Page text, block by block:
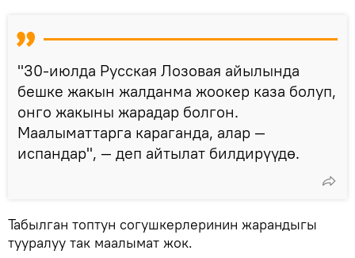
"30-июлда Русская Лозовая айылында
бешке жакын жалданма жоокер каза болуп,
онго жакыны жарадар болгон.
Маалыматтарга караганда, алар —
испандар", — деп айтылат билдирүүдө.
Табылган топтун согушкерлеринин жарандыгы
тууралуу так маалымат жок.